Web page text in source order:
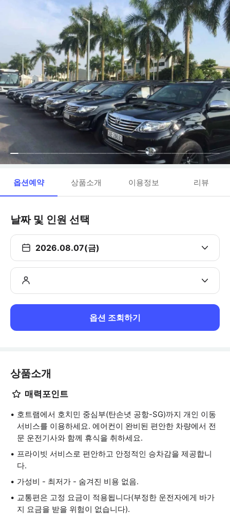
옵션예약 상품소개 이용정보 리뷰
날짜 및 인원 선택
2026.08.07(금)
옵션 조회하기
상품소개
매력포인트
호트램에서 호치민 중심부(탄손녓 공항-SG)까지 개인 이동
서비스를 이용하세요. 에어컨이 완비된 편안한 차량에서 전
문 운전기사와 함께 휴식을 취하세요.
프라이빗 서비스로 편안하고 안정적인 승차감을 제공합니
다.
가성비 - 최저가 - 숨겨진 비용 없음.
교통편은 고정 요금이 적용됩니다(부정한 운전자에게 바가
지 요금을 받을 위험이 없습니다).